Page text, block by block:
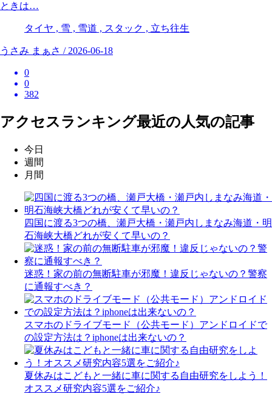
ときは…
タイヤ , 雪 , 雪道 , スタック , 立ち往生
うさみ まぁさ / 2026-06-18
0
0
382
アクセスランキング最近の人気の記事
今日
週間
月間
四国に渡る3つの橋、瀬戸大橋・瀬戸内しまなみ海道・明
石海峡大橋どれが安くて早いの？
迷惑！家の前の無断駐車が邪魔！違反じゃないの？警察
に通報すべき？
スマホのドライブモード（公共モード）アンドロイドで
の設定方法は？iphoneは出来ないの？
夏休みはこどもと一緒に車に関する自由研究をしよう！
オススメ研究内容5選をご紹介♪